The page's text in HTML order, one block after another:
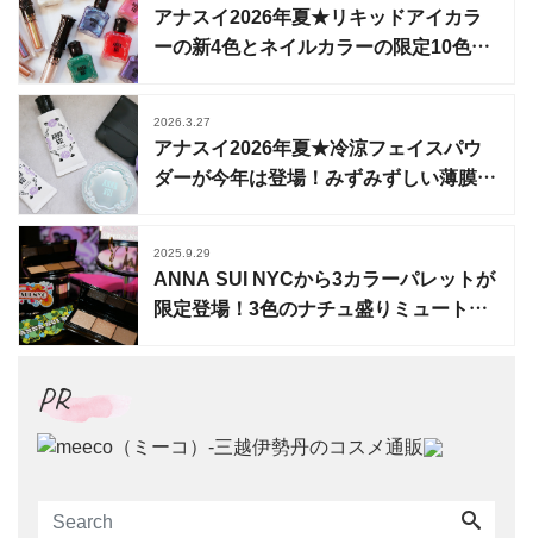
アナスイ2026年夏★リキッドアイカラ
ーの新4色とネイルカラーの限定10色が
2026.3.27
アナスイ2026年夏★冷涼フェイスパウ
ダーが今年は登場！みずみずしい薄膜
2025.9.29
ANNA SUI NYCから3カラーパレットが
限定登場！3色のナチュ盛りミュートカ
PR